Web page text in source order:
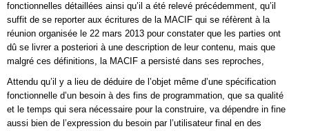
fonctionnelles détaillées ainsi qu’il a été relevé précédemment, qu’il
suffit de se reporter aux écritures de la MACIF qui se réfèrent à la
réunion organisée le 22 mars 2013 pour constater que les parties ont
dû se livrer a posteriori à une description de leur contenu, mais que
malgré ces définitions, la MACIF a persisté dans ses reproches,
Attendu qu’il y a lieu de déduire de l’objet même d’une spécification
fonctionnelle d’un besoin à des fins de programmation, que sa qualité
et le temps qui sera nécessaire pour la construire, va dépendre in fine
aussi bien de l’expression du besoin par l’utilisateur final en des